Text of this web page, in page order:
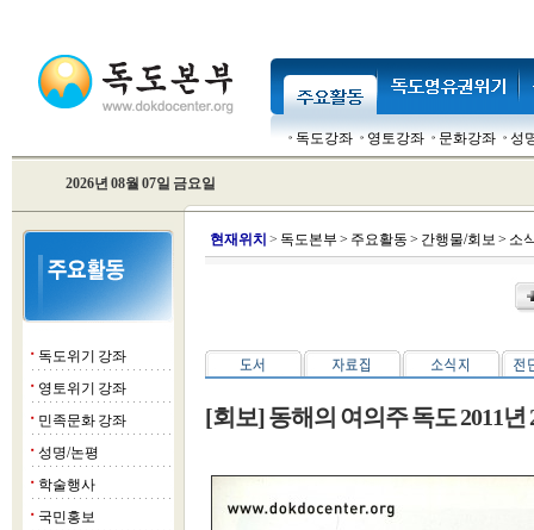
독도강좌 영토강좌 문화강좌 성
2026년 08월 07일 금요일
■ 독도위기 강좌
■ 영토위기 강좌
■ 민족문화 강좌
■ 성명/논평
■ 학술행사
■ 국민홍보
현재위치 > 독도본부 > 주요활동 > 간행물/회보 > 소
[회보] 동해의 여의주 독도 2011년